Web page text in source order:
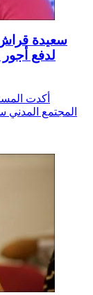
سعيدة
لدفع
أكدت
المجتمع المدني